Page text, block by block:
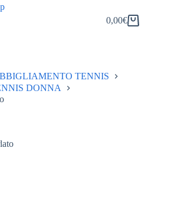
Carrello
0,00€
TENNIS
DONNA